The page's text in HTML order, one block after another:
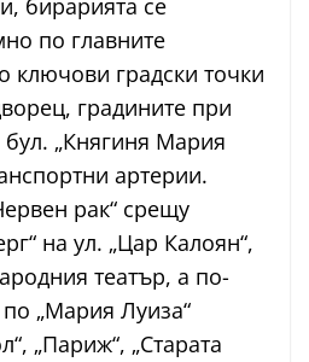
бирарията се
по главните
ключови градски точки
градините при
„Княгиня Мария
артерии.
рак“ срещу
на ул. „Цар Калоян“,
театър, а по-
„Мария Луиза“
„Париж“, „Старата